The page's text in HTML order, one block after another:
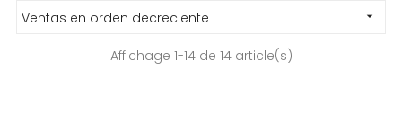
Ventas en orden decreciente 
Affichage 1-14 de 14 article(s)